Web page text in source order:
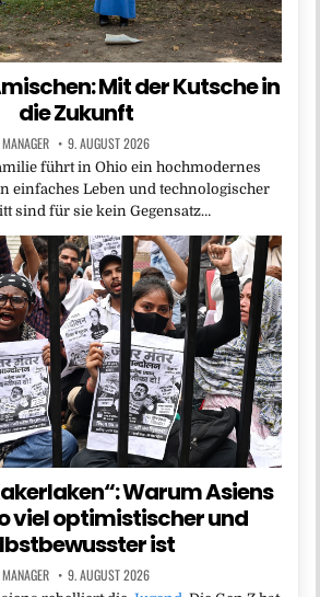
Mit der Kutsche in
die Zukunft
MANAGER 9. AUGUST 2026
führt in Ohio ein hochmodernes
einfaches Leben und technologischer
sind für sie kein Gegensatz…
Warum Asiens
viel optimistischer und
ist
MANAGER 9. AUGUST 2026